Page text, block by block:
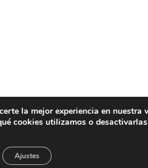
la mejor experiencia en nuestra
cookies utilizamos o
Ajustes